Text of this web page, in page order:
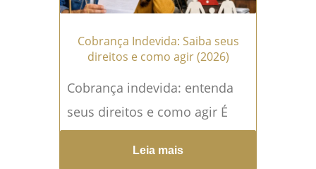
Cobrança Indevida: Saiba seus
direitos e como agir (2026)
Cobrança indevida: entenda
seus direitos e como agir É
uma das situações mais
comuns — e ao mesmo
Leia mais